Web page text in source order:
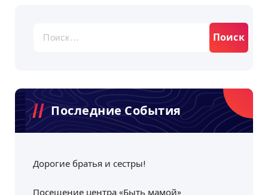
Последние События
Дорогие братья и сестры!
Посещение центра «Быть мамой»